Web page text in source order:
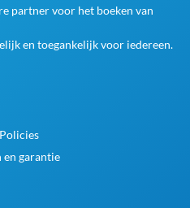
op
productpagina
partner voor het boeken van
en toegankelijk voor iedereen.
en garantie